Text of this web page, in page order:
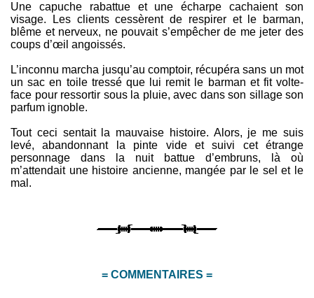
Une capuche rabattue et une écharpe cachaient son
visage. Les clients cessèrent de respirer et le barman,
blême et nerveux, ne pouvait s’empêcher de me jeter des
coups d’œil angoissés.
L’inconnu marcha jusqu’au comptoir, récupéra sans un mot
un sac en toile tressé que lui remit le barman et fit volte-
face pour ressortir sous la pluie, avec dans son sillage son
parfum ignoble.
Tout ceci sentait la mauvaise histoire. Alors, je me suis
levé, abandonnant la pinte vide et suivi cet étrange
personnage dans la nuit battue d’embruns, là où
m’attendait une histoire ancienne, mangée par le sel et le
mal.
= COMMENTAIRES =